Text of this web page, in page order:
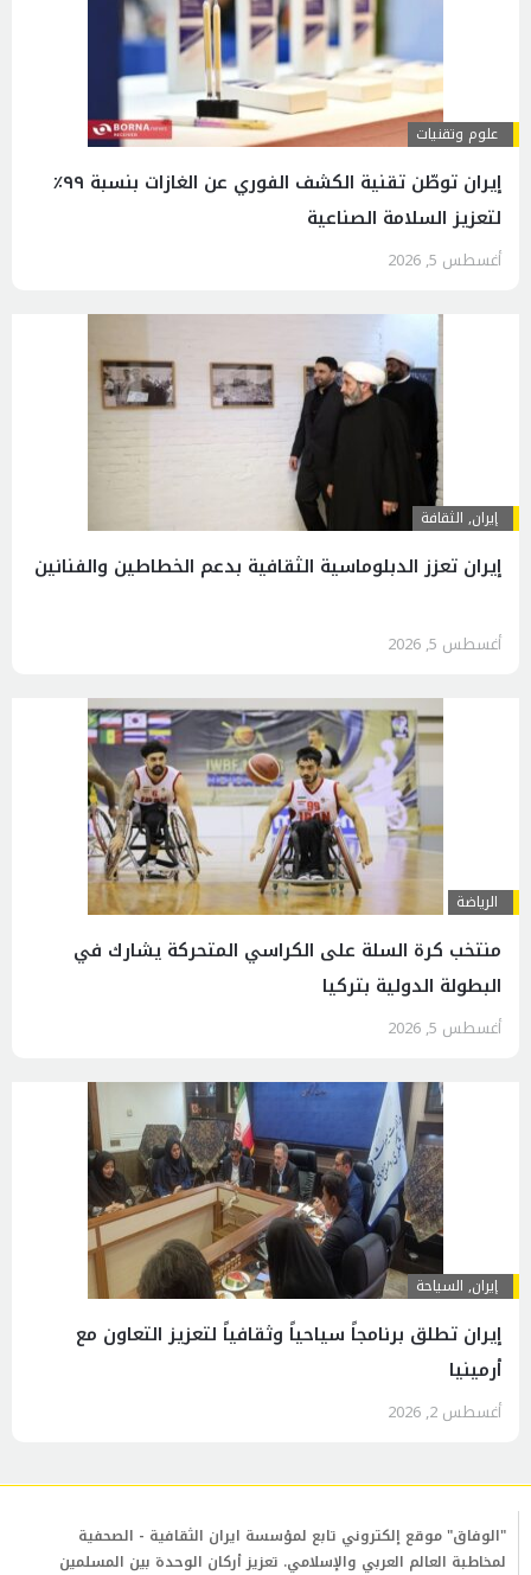
علوم وتقنيات
إيران توطّن تقنية الكشف الفوري عن الغازات بنسبة ٩٩٪
لتعزيز السلامة الصناعية
أغسطس 5, 2026
إيران, الثقافة
إيران تعزز الدبلوماسية الثقافية بدعم الخطاطين والفنانين
أغسطس 5, 2026
الرياضة
منتخب كرة السلة على الكراسي المتحركة يشارك في
البطولة الدولية بتركيا
أغسطس 5, 2026
إيران, السياحة
إيران تطلق برنامجاً سياحياً وثقافياً لتعزيز التعاون مع
أرمينيا
أغسطس 2, 2026
"الوفاق" موقع إلكتروني تابع لمؤسسة ايران الثقافية - الصحفية
لمخاطبة العالم العربي والإسلامي. تعزيز أركان الوحدة بين المسلمين